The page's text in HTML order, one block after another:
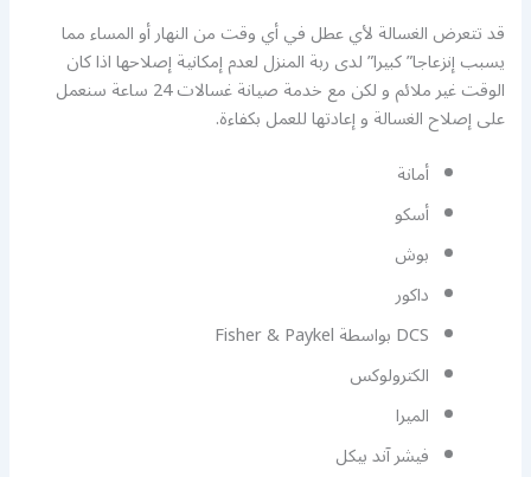
قد تتعرض الغسالة لأي عطل في أي وقت من النهار أو المساء مما
يسبب إنزعاجا” كبيرا” لدى ربة المنزل لعدم إمكانية إصلاحها اذا كان
الوقت غير ملائم و لكن مع خدمة صيانة غسالات 24 ساعة سنعمل
على إصلاح الغسالة و إعادتها للعمل بكفاءة.
أمانة
أسكو
بوش
داكور
DCS بواسطة Fisher & Paykel
الكترولوكس
الميرا
فيشر آند بيكل